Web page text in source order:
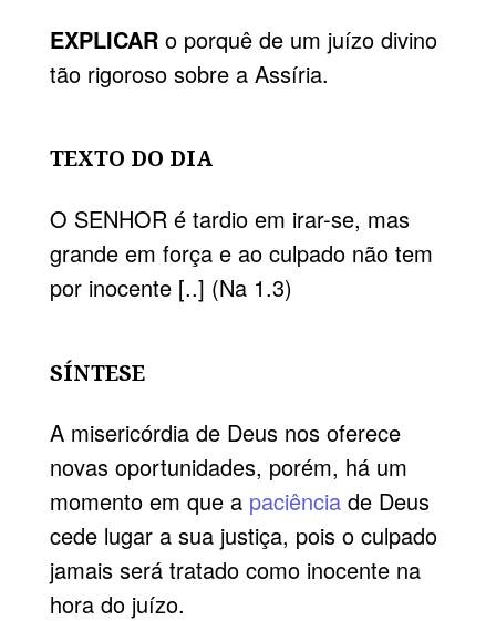
EXPLICAR o porquê de um juízo divino
tão rigoroso sobre a Assíria.
TEXTO DO DIA
O SENHOR é tardio em irar-se, mas
grande em força e ao culpado não tem
por inocente [..] (Na 1.3)
SÍNTESE
A misericórdia de Deus nos oferece
novas oportunidades, porém, há um
momento em que a paciênciade Deus
cede lugar a sua justiça, pois o culpado
jamais será tratado como inocente na
hora do juízo.